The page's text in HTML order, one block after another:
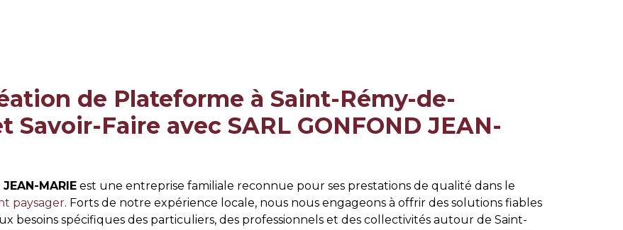
de Plateforme à Saint-Rémy-de-
Savoir-Faire avec SARL GONFOND JEAN-
MARIE est une entreprise familiale reconnue pour ses prestations de qualité dans le
paysager. Forts de notre expérience locale, nous nous engageons à offrir des solutions fiables
besoins spécifiques des particuliers, des professionnels et des collectivités autour de Saint-